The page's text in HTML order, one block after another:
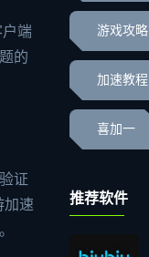
端
的
证
加速
游戏攻略
加速教程
喜加一
推荐软件